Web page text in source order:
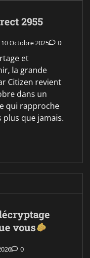
2955
10 Octobre 2025 0
et
la grande
Citizen revient
dans un
qui rapproche
que jamais.
vous
0